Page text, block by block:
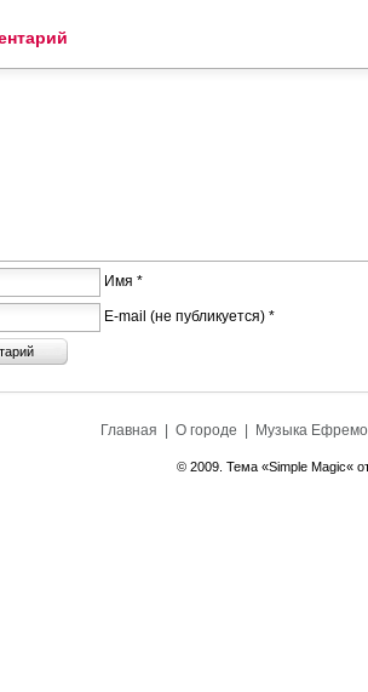
Имя *
E-mail (не публикуется) *
Главная О городе Музыка
© 2009. Тема «Simple Magic«